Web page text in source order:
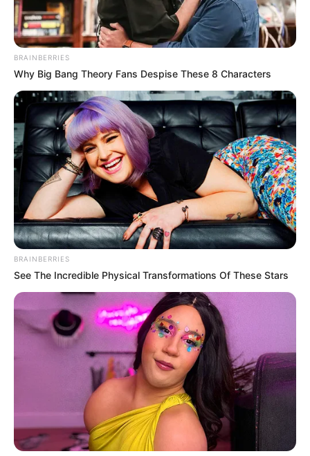
Nótár Mary, Pixa X Aurelio – Ciao Bella
BRAINBERRIES
Why Big Bang Theory Fans Despise These 8 Characters
BRAINBERRIES
See The Incredible Physical Transformations Of These Stars